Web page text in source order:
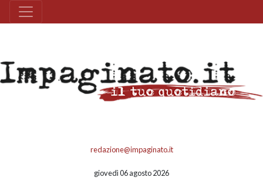
redazione@impaginato.it
giovedì 06 agosto 2026